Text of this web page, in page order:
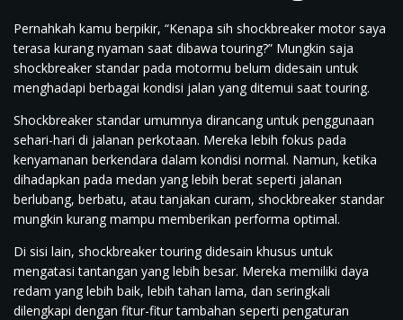
Pernahkah kamu berpikir, “Kenapa sih shockbreaker motor saya
terasa kurang nyaman saat dibawa touring?” Mungkin saja
shockbreaker standar pada motormu belum didesain untuk
menghadapi berbagai kondisi jalan yang ditemui saat touring.
Shockbreaker standar umumnya dirancang untuk penggunaan
sehari-hari di jalanan perkotaan. Mereka lebih fokus pada
kenyamanan berkendara dalam kondisi normal. Namun, ketika
dihadapkan pada medan yang lebih berat seperti jalanan
berlubang, berbatu, atau tanjakan curam, shockbreaker standar
mungkin kurang mampu memberikan performa optimal.
Di sisi lain, shockbreaker touring didesain khusus untuk
mengatasi tantangan yang lebih besar. Mereka memiliki daya
redam yang lebih baik, lebih tahan lama, dan seringkali
dilengkapi dengan fitur-fitur tambahan seperti pengaturan